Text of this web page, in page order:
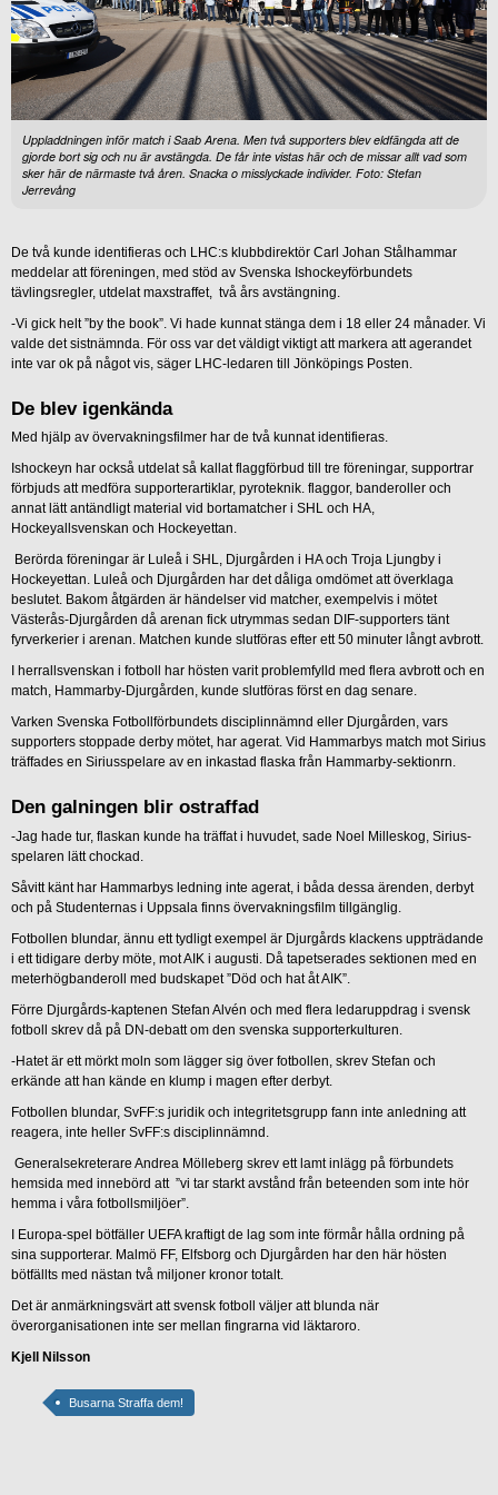
Uppladdningen inför match i Saab Arena. Men två supporters blev eldfängda att de
gjorde bort sig och nu är avstängda. De får inte vistas här och de missar allt vad som
sker här de närmaste två åren. Snacka o misslyckade individer. Foto: Stefan
Jerrevång
De två kunde identifieras och LHC:s klubbdirektör Carl Johan Stålhammar
meddelar att föreningen, med stöd av Svenska Ishockeyförbundets
tävlingsregler, utdelat maxstraffet, två års avstängning.
-Vi gick helt ”by the book”. Vi hade kunnat stänga dem i 18 eller 24 månader. Vi
valde det sistnämnda. För oss var det väldigt viktigt att markera att agerandet
inte var ok på något vis, säger LHC-ledaren till Jönköpings Posten.
De blev igenkända
Med hjälp av övervakningsfilmer har de två kunnat identifieras.
Ishockeyn har också utdelat så kallat flaggförbud till tre föreningar, supportrar
förbjuds att medföra supporterartiklar, pyroteknik. flaggor, banderoller och
annat lätt antändligt material vid bortamatcher i SHL och HA,
Hockeyallsvenskan och Hockeyettan.
Berörda föreningar är Luleå i SHL, Djurgården i HA och Troja Ljungby i
Hockeyettan. Luleå och Djurgården har det dåliga omdömet att överklaga
beslutet. Bakom åtgärden är händelser vid matcher, exempelvis i mötet
Västerås-Djurgården då arenan fick utrymmas sedan DIF-supporters tänt
fyrverkerier i arenan. Matchen kunde slutföras efter ett 50 minuter långt avbrott.
I herrallsvenskan i fotboll har hösten varit problemfylld med flera avbrott och en
match, Hammarby-Djurgården, kunde slutföras först en dag senare.
Varken Svenska Fotbollförbundets disciplinnämnd eller Djurgården, vars
supporters stoppade derby mötet, har agerat. Vid Hammarbys match mot Sirius
träffades en Siriusspelare av en inkastad flaska från Hammarby-sektionrn.
Den galningen blir ostraffad
-Jag hade tur, flaskan kunde ha träffat i huvudet, sade Noel Milleskog, Sirius-
spelaren lätt chockad.
Såvitt känt har Hammarbys ledning inte agerat, i båda dessa ärenden, derbyt
och på Studenternas i Uppsala finns övervakningsfilm tillgänglig.
Fotbollen blundar, ännu ett tydligt exempel är Djurgårds klackens uppträdande
i ett tidigare derby möte, mot AIK i augusti. Då tapetserades sektionen med en
meterhögbanderoll med budskapet ”Död och hat åt AIK”.
Förre Djurgårds-kaptenen Stefan Alvén och med flera ledaruppdrag i svensk
fotboll skrev då på DN-debatt om den svenska supporterkulturen.
-Hatet är ett mörkt moln som lägger sig över fotbollen, skrev Stefan och
erkände att han kände en klump i magen efter derbyt.
Fotbollen blundar, SvFF:s juridik och integritetsgrupp fann inte anledning att
reagera, inte heller SvFF:s disciplinnämnd.
Generalsekreterare Andrea Mölleberg skrev ett lamt inlägg på förbundets
hemsida med innebörd att ”vi tar starkt avstånd från beteenden som inte hör
hemma i våra fotbollsmiljöer”.
I Europa-spel bötfäller UEFA kraftigt de lag som inte förmår hålla ordning på
sina supporterar. Malmö FF, Elfsborg och Djurgården har den här hösten
bötfällts med nästan två miljoner kronor totalt.
Det är anmärkningsvärt att svensk fotboll väljer att blunda när
överorganisationen inte ser mellan fingrarna vid läktaroro.
Kjell Nilsson
Busarna Straffa dem!